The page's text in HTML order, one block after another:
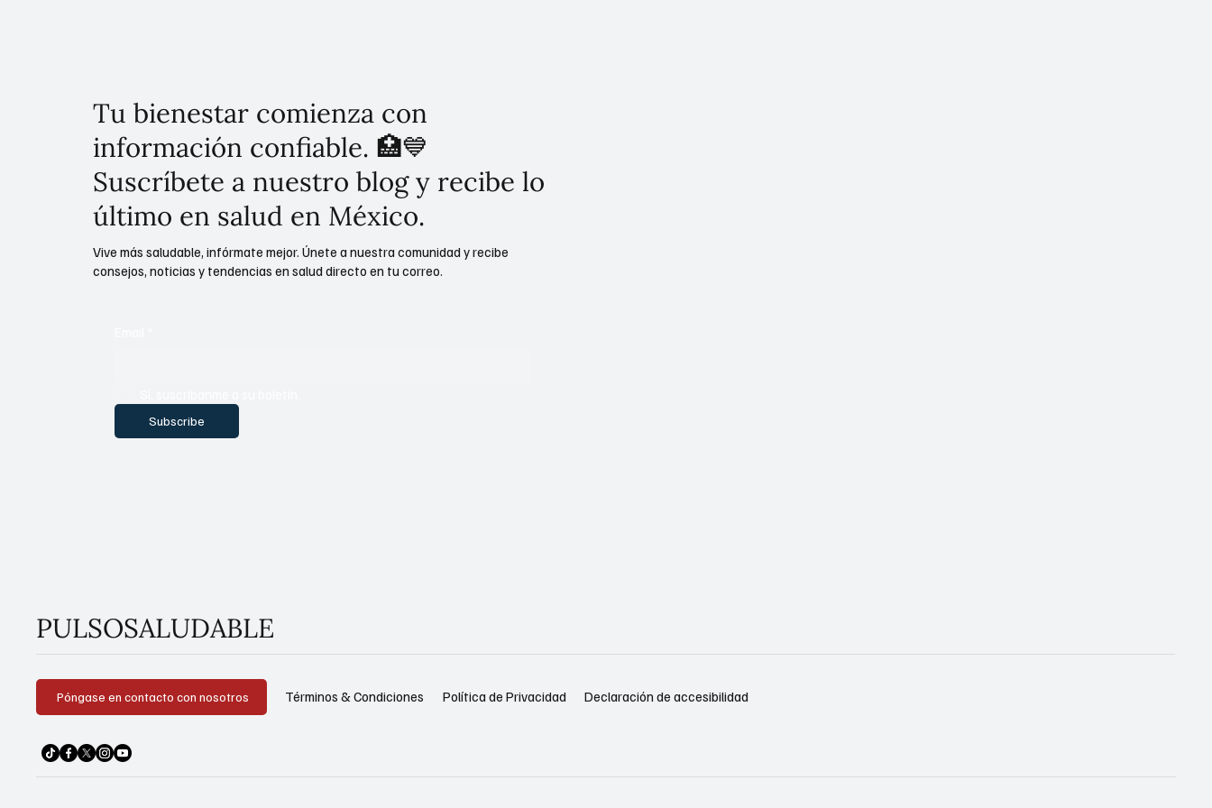
Tu bienestar comienza con
información confiable. 🏥💙
Suscríbete a nuestro blog y recibe lo
último en salud en México.
Subscribe
Vive más saludable, infórmate mejor. Únete a nuestra comunidad y recibe
consejos, noticias y tendencias en salud directo en tu correo.
PULSOSALUDABLE
Póngase en contacto con nosotros Política de Privacidad
Términos & Condiciones Declaración de accesibilidad